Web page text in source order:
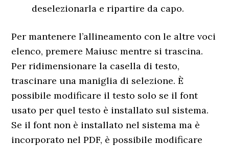
deselezionarla e ripartire da capo.
Per mantenere l’allineamento con le altre voci
elenco, premere Maiusc mentre si trascina.
Per ridimensionare la casella di testo,
trascinare una maniglia di selezione. È
possibile modificare il testo solo se il font
usato per quel testo è installato sul sistema.
Se il font non è installato nel sistema ma è
incorporato nel PDF, è possibile modificare